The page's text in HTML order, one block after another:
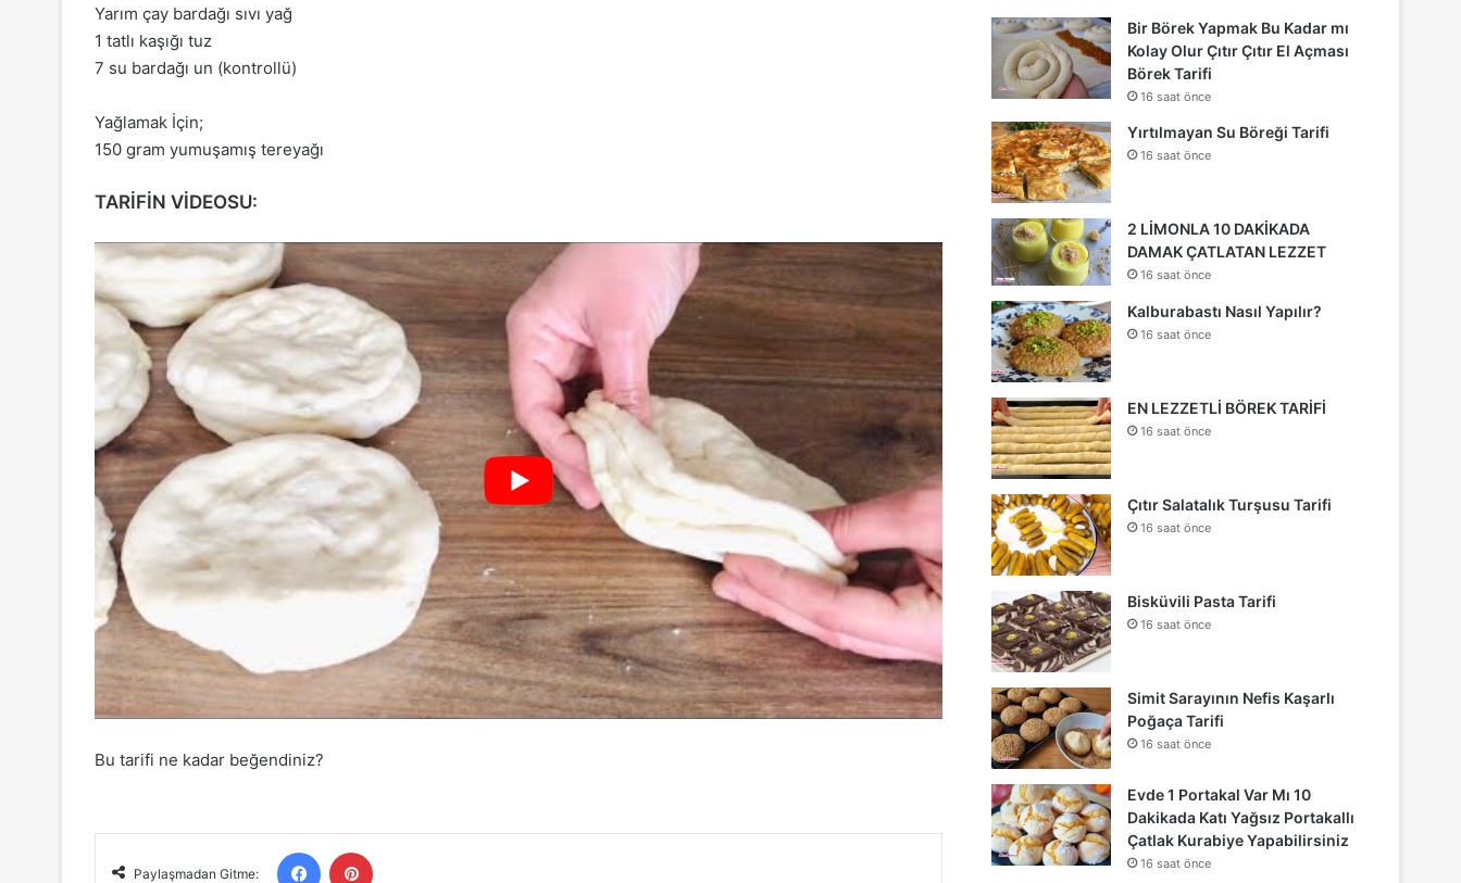
Yarım çay bardağı sıvı yağ
1 tatlı kaşığı tuz
7 su bardağı un (kontrollü)
Yağlamak İçin;
150 gram yumuşamış tereyağı
TARİFİN VİDEOSU:
Bu tarifi ne kadar beğendiniz?
Paylaşmadan Gitme:
Facebook
Bir Börek Yapmak Bu Kadar mı
Kolay Olur Çıtır Çıtır El Açması
Börek Tarifi
16 saat önce
Yırtılmayan Su Böreği Tarifi
16 saat önce
2 LİMONLA 10 DAKİKADA
DAMAK ÇATLATAN LEZZET
16 saat önce
Kalburabastı Nasıl Yapılır?
16 saat önce
EN LEZZETLİ BÖREK TARİFİ
16 saat önce
Çıtır Salatalık Turşusu Tarifi
16 saat önce
Bisküvili Pasta Tarifi
16 saat önce
Simit Sarayının Nefis Kaşarlı
Poğaça Tarifi
16 saat önce
Evde 1 Portakal Var Mı 10
Dakikada Katı Yağsız Portakallı
Çatlak Kurabiye Yapabilirsiniz
16 saat önce